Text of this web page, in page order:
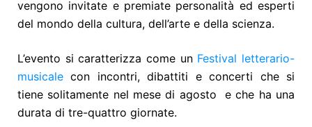
vengono invitate e premiate personalità ed esperti
del mondo della cultura, dell’arte e della scienza.
L’evento si caratterizza come un Festival letterario-
musicale con incontri, dibattiti e concerti che si
tiene solitamente nel mese di agosto e che ha una
durata di tre-quattro giornate.